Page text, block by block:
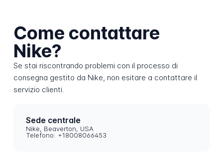
Come contattare
Nike?
Se stai riscontrando problemi con il processo di
consegna gestito da Nike, non esitare a contattare il
servizio clienti.
Sede centrale
Nike, Beaverton, USA
Telefono: +18008066453